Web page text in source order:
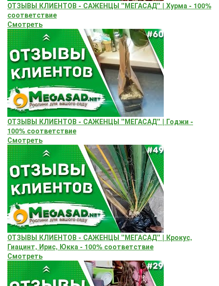
ОТЗЫВЫ КЛИЕНТОВ - САЖЕНЦЫ "МЕГАСАД" | Хурма - 100%
соответствие
Смотреть
ОТЗЫВЫ КЛИЕНТОВ - САЖЕНЦЫ "МЕГАСАД" | Годжи -
100% соответствие
Смотреть
ОТЗЫВЫ КЛИЕНТОВ - САЖЕНЦЫ "МЕГАСАД" | Крокус,
Гиацинт, Ирис, Юкка - 100% соответствие
Смотреть